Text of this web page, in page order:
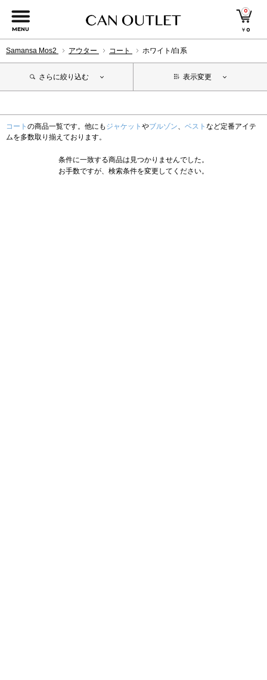
MENU
0
￥0
Samansa Mos2 アウター コート ホワイト/白系
さらに絞り込む 表示変更
コート の商品一覧です。他にも ジャケット やブルゾン、 ベスト など定番アイテ
ムを多数取り揃えております。
条件に一致する商品は見つかりませんでした。
お手数ですが、検索条件を変更してください。